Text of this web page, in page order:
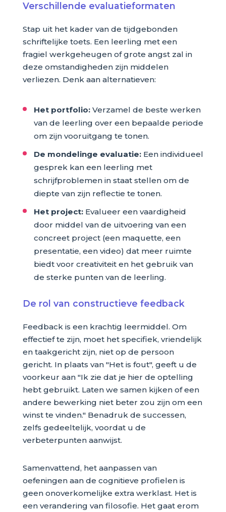
Verschillende evaluatieformaten
Stap uit het kader van de tijdgebonden
schriftelijke toets. Een leerling met een
fragiel werkgeheugen of grote angst zal in
deze omstandigheden zijn middelen
verliezen. Denk aan alternatieven:
Het portfolio:Verzamel de beste werken
van de leerling over een bepaalde periode
om zijn vooruitgang te tonen.
De mondelinge evaluatie:Een individueel
gesprek kan een leerling met
schrijfproblemen in staat stellen om de
diepte van zijn reflectie te tonen.
Het project:Evalueer een vaardigheid
door middel van de uitvoering van een
concreet project (een maquette, een
presentatie, een video) dat meer ruimte
biedt voor creativiteit en het gebruik van
de sterke punten van de leerling.
De rol van constructieve feedback
Feedback is een krachtig leermiddel. Om
effectief te zijn, moet het specifiek, vriendelijk
en taakgericht zijn, niet op de persoon
gericht. In plaats van "Het is fout", geeft u de
voorkeur aan "Ik zie dat je hier de optelling
hebt gebruikt. Laten we samen kijken of een
andere bewerking niet beter zou zijn om een
winst te vinden." Benadruk de successen,
zelfs gedeeltelijk, voordat u de
verbeterpunten aanwijst.
Samenvattend, het aanpassen van
oefeningen aan de cognitieve profielen is
geen onoverkomelijke extra werklast. Het is
een verandering van filosofie. Het gaat erom